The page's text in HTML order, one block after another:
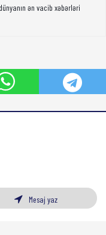
ən vacib xəbərləri
Mesaj yaz